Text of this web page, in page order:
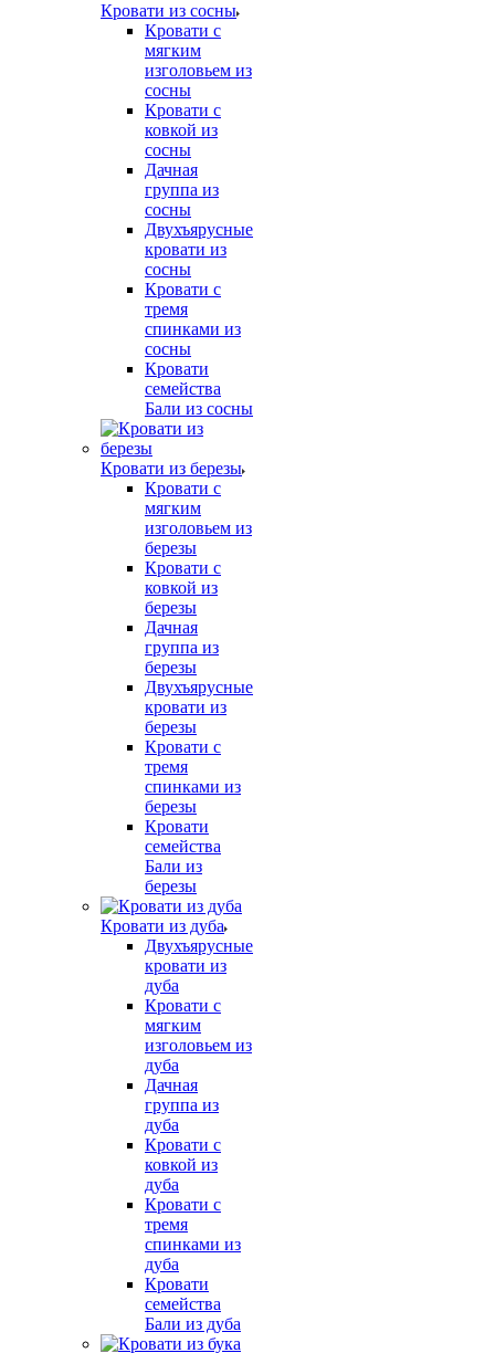
Кровати из сосны
Кровати с
мягким
изголовьем из
сосны
Кровати с
ковкой из
сосны
Дачная
группа из
сосны
Двухъярусные
кровати из
сосны
Кровати с
тремя
спинками из
сосны
Кровати
семейства
Бали из сосны
Кровати из березы
Кровати с
мягким
изголовьем из
березы
Кровати с
ковкой из
березы
Дачная
группа из
березы
Двухъярусные
кровати из
березы
Кровати с
тремя
спинками из
березы
Кровати
семейства
Бали из
березы
Кровати из дуба
Двухъярусные
кровати из
дуба
Кровати с
мягким
изголовьем из
дуба
Дачная
группа из
дуба
Кровати с
ковкой из
дуба
Кровати с
тремя
спинками из
дуба
Кровати
семейства
Бали из дуба